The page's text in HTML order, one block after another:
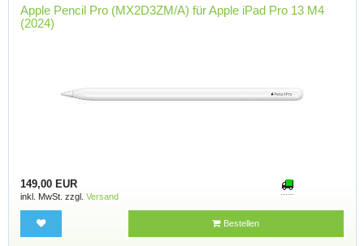
Apple Pencil Pro (MX2D3ZM/A) für Apple iPad Pro 13 M4
(2024)
149,00 EUR
inkl. MwSt. zzgl. Versand
Bestellen